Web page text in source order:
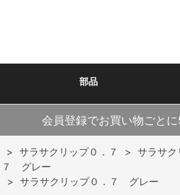
部品
会員登録でお買い物ごとに
> サラサクリップ０．７ > サラサ
７ グレー
> サラサクリップ０．７ グレー